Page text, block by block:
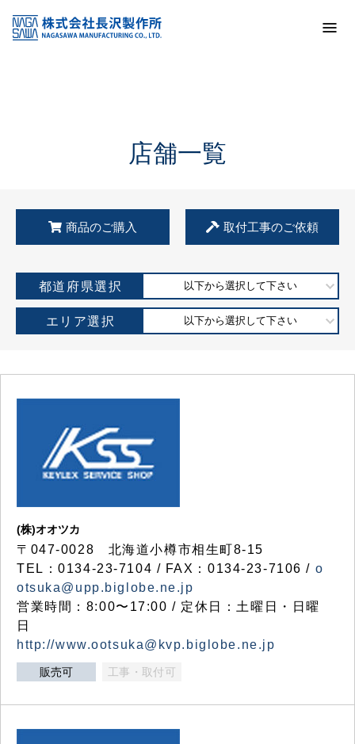
KSS加盟店・取扱店情報
店舗一覧
店舗一覧
商品のご購入 取付工事のご依頼
都道府県選択 以下から選択して下さい
エリア選択 以下から選択して下さい
(株)オオツカ
〒047-0028 北海道小樽市相生町8-15
TEL：0134-23-7104 / FAX：0134-23-7106 / o
otsuka@upp.biglobe.ne.jp
営業時間：8:00〜17:00 / 定休日：土曜日・日曜
日
http://www.ootsuka@kvp.biglobe.ne.jp
販売可 工事・取付可